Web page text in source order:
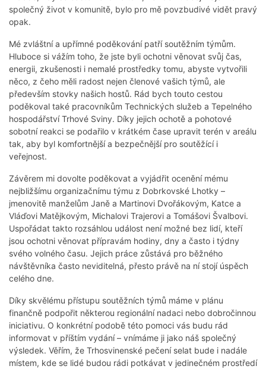
společný život v komunitě, bylo pro mě povzbudivé vidět pravý
opak.
Mé zvláštní a upřímné poděkování patří soutěžním týmům.
Hluboce si vážím toho, že jste byli ochotni věnovat svůj čas,
energii, zkušenosti i nemalé prostředky tomu, abyste vytvořili
něco, z čeho měli radost nejen členové vašich týmů, ale
především stovky našich hostů. Rád bych touto cestou
poděkoval také pracovníkům Technických služeb a Tepelného
hospodářství Trhové Sviny. Díky jejich ochotě a pohotové
sobotní reakci se podařilo v krátkém čase upravit terén v areálu
tak, aby byl komfortnější a bezpečnější pro soutěžící i
veřejnost.
Závěrem mi dovolte poděkovat a vyjádřit ocenění mému
nejbližšímu organizačnímu týmu z Dobrkovské Lhotky –
jmenovitě manželům Janě a Martinovi Dvořákovým, Katce a
Vláďovi Matějkovým, Michalovi Trajerovi a Tomášovi Švalbovi.
Uspořádat takto rozsáhlou událost není možné bez lidí, kteří
jsou ochotni věnovat přípravám hodiny, dny a často i týdny
svého volného času. Jejich práce zůstává pro běžného
návštěvníka často neviditelná, přesto právě na ní stojí úspěch
celého dne.
Díky skvělému přístupu soutěžních týmů máme v plánu
finančně podpořit některou regionální nadaci nebo dobročinnou
iniciativu. O konkrétní podobě této pomoci vás budu rád
informovat v příštím vydání – vnímáme ji jako náš společný
výsledek. Věřím, že Trhosvinenské pečení selat bude i nadále
místem, kde se lidé budou rádi potkávat v jedinečném prostředí